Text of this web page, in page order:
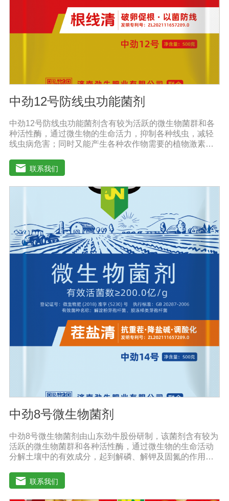
子上拌匀，晾千后播种。用量：粮食类用20g本品拌2斤，
稻种或4斤，玉米种、大豆种或15斤小麦种，花生种用20g
本品拌20-40斤种子，瓜菜类用20g本品拌3公斤种子。可
有效提高种子出芽率，减少苗期病害的发生。
中劲12号防线虫功能菌剂
中劲12号防线虫功能菌剂含有较为活跃的微生物菌群和各
种活性酶，通过微生物的生命活力，抑制各种线虫，减轻
线虫病危害；同时又能产生各种农作物需要的植物激素、
并且能产生抗生素，系统防伪酶等多种物质，间接达到促
进植物生长。【产品功能】 1、本产品利用微生物自身的
寄生作用，并释放出对线虫、细菌、真菌等具有杀灭作用
的化学物质，再辅助特殊增效剂，能快速、高效杀灭线虫
根结线虫、胞囊线虫、茎线虫等线虫病的危害。2、抑制各
种线虫，减轻线虫病危害；3、改善作物根部微生态环境，
活化土壤，促进植株正常生长；4、激活根部受损细胞，快
速恢复根系生理机能，预防根系因线虫的危害导致的烂
根。
联系我们
中劲8号微生物菌剂
中劲8号微生物菌剂由山东劲牛股份研制，该菌剂含有较为
活跃的微生物菌群和各种活性酶，通过微生物的生命活动
分解土壤中的有效成分，起到解磷、解钾及固氮的作用，
素、酸性物质以及维生素，能不同程度地刺激调节植物生
长；并且能产生铁载体、抗生素、系统防卫酶等多种物
质，可以抑制细菌或真菌性病害或诱导系统抗性间接达到
联系我们